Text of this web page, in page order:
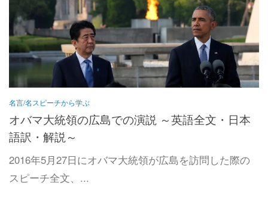
名言/名スピーチから学ぶ
オバマ大統領の広島での演説 ～英語全文・日本
語訳・解説～
2016年5月27日にオバマ大統領が広島を訪問した際の
スピーチ全文、...